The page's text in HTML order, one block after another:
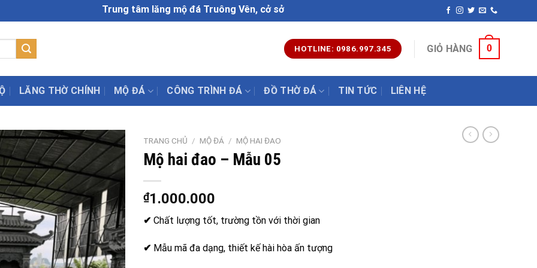
Trung tâm lăng mộ đá Truông Vên, cở sở chế tác đá mỹ nghệ uy tín chất lượng nhất hiện nay. Hotline:
HOTLINE: 0986.997.345 GIỎ HÀNG 0
LĂNG THỜ CHÍNH MỘ ĐÁ CÔNG TRÌNH ĐÁ ĐỒ THỜ ĐÁ TIN TỨC LIÊN HỆ
TRANG CHỦ / MỘ ĐÁ / MỘ HAI ĐAO
Mộ hai đao – Mẫu 05
₫1.000.000
✔ Chất lượng tốt, trường tồn với thời gian
✔ Mẫu mã đa dạng, thiết kế hài hòa ấn tượng